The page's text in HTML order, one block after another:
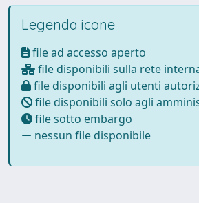
Legenda icone
file ad accesso aperto
file disponibili sulla rete
file disponibili agli utenti
file disponibili solo agli
file sotto embargo
nessun file disponibile